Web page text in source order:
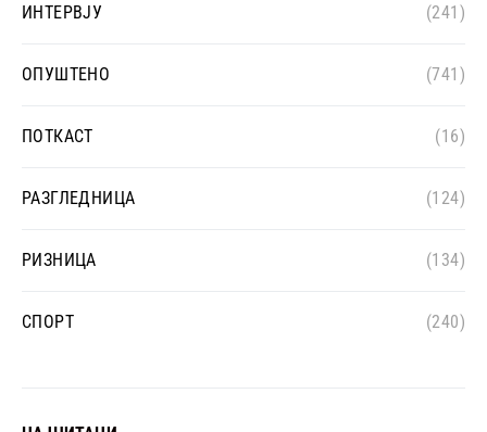
ИНТЕРВЈУ (241)
ОПУШТЕНО (741)
ПОТКАСТ (16)
РАЗГЛЕДНИЦА (124)
РИЗНИЦА (134)
СПОРТ (240)